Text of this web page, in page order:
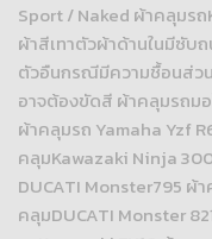
Sport / Naked ผ้าคลุมร
ผ้าสีเทาตัวผ้าด้านในมีซับ
ตัวอืนกรณีมีความชื้อนส่ว
อาจต้องขัดสี ผ้าคลุมรถม
ผ้าคลุมรถ Yamaha Yzf
คลุมKawazaki Ninja
DUCATI Monster795 ผ้
คลุมDUCATI Monster